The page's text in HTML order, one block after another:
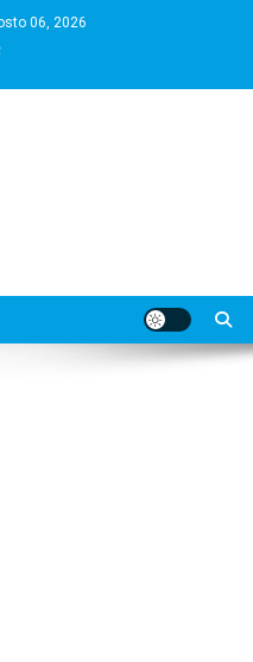
06, 2026